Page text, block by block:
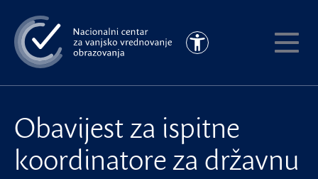
na
glavni
sadržaj
Pristupačnost
Obavijest za ispitne
koordinatore za državnu